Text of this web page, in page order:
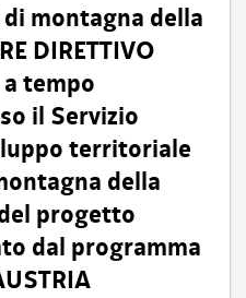
montagna della
DIRETTIVO
a tempo
il Servizio
territoriale
della
progetto
dal programma